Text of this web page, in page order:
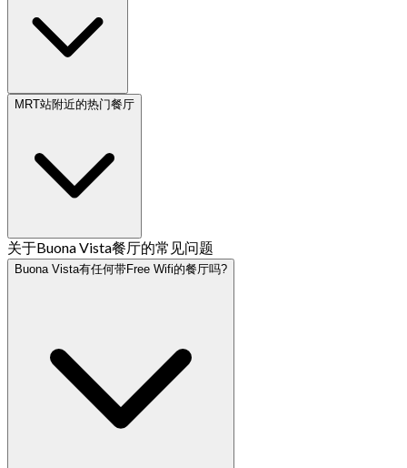
MRT站附近的热门餐厅
关于Buona Vista餐厅的常见问题
Buona Vista有任何带Free Wifi的餐厅吗?